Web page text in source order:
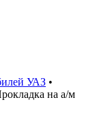
УАЗ •
на а/м